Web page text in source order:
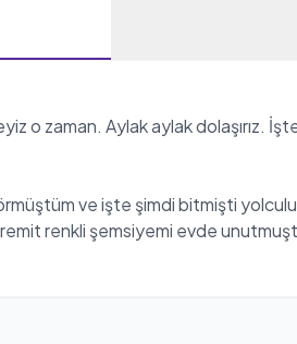
o zaman. Aylak aylak
ve işte şimdi bitmişti
renkli şemsiyemi evde